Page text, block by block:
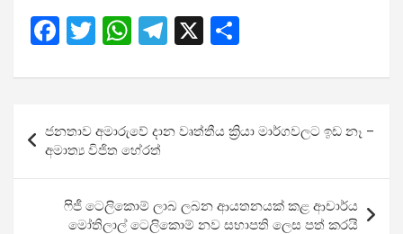
F
ce
o
o
k
T
tt
er
W
at
s
A
p
p
T
e
gr
a
m
X
ar
navigation
ජනතාව අමාරුවේ දාන වෘත්තීය ක්‍රියා මාර්ගවලට ඉඩ නෑ –
අමාත්‍ය විජිත හේරත්
ෆිජී ටෙලිකොම් ලාබ ලබන ආයතනයක් කළ ආචාර්ය
මෝතිලාල් ටෙලිකොම් නව සභාපති ලෙස පත් කරයි